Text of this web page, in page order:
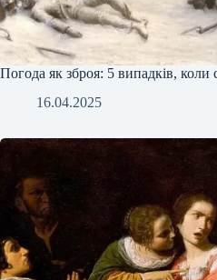
Погода як зброя: 5 випадків, коли
16.04.2025